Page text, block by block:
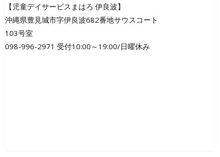
【児童デイサービスまはろ 伊良波】
沖縄県豊見城市字伊良波682番地サウスコート
103号室
098-996-2971 受付10:00～19:00/日曜休み